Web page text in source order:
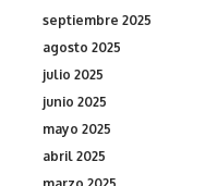
septiembre 2025
agosto 2025
julio 2025
junio 2025
mayo 2025
abril 2025